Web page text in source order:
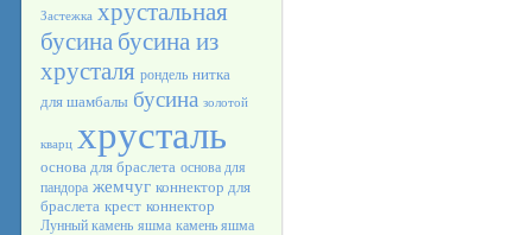
Застежка хрустальная
бусина бусина из
хрусталя рондель нитка
для шамбалы бусина золотой
кварц хрусталь
основа для браслета основа для
пандора жемчуг коннектор для
браслета крест коннектор
Лунный камень яшма камень яшма